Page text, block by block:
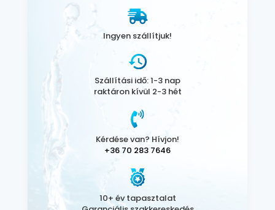
Ingyen szállítjuk!
Szállítási idő: 1-3 nap
raktáron kívül 2-3 hét
Kérdése van? Hívjon!
+36 70 283 7646
10+ év tapasztalat